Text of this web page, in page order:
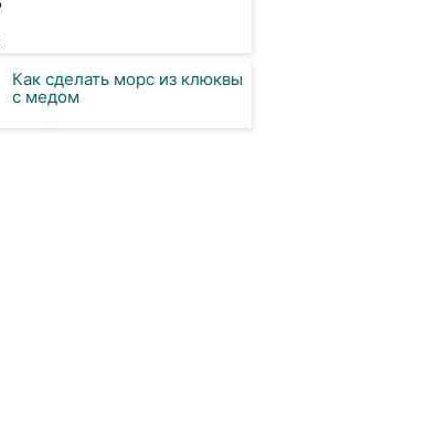
Как сделать морс из клюквы
с медом